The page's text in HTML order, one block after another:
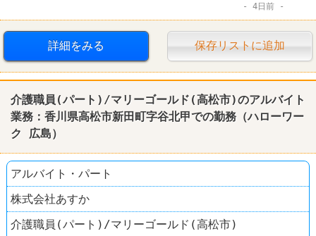
4日前
詳細をみる 保存リストに追加
介護職員(パート)/マリーゴールド(高松市)のアルバイト
業務：香川県高松市新田町字谷北甲での勤務（ハローワー
ク
広島）
アルバイト・パート
株式会社あすか
介護職員(パート)/マリーゴールド(高松市)